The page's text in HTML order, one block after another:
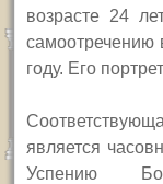
возрасте 24
самоотречению
году. Его
является
Успению